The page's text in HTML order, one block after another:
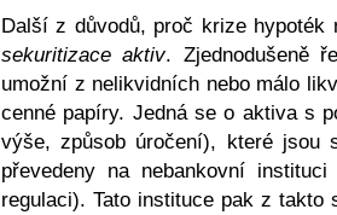
Další z důvodů, proč krize
sekuritizace aktiv. Zjednodušeně
umožní z nelikvidních nebo málo
cenné papíry. Jedná se o aktiva s
výše, způsob úročení), které jsou
převedeny na nebankovní
regulaci). Tato instituce pak z takto